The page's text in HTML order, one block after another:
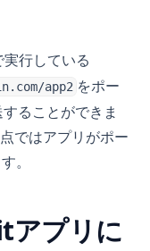
行している
app2 をポー
ることができま
ではアプリがポー
。
アプリに